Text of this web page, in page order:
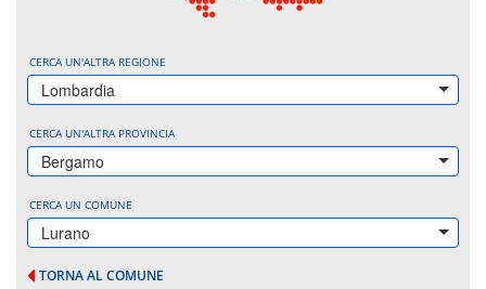
CERCA UN'ALTRA REGIONE
Lombardia
CERCA UN'ALTRA PROVINCIA
Bergamo
CERCA UN COMUNE
Lurano
TORNA AL COMUNE